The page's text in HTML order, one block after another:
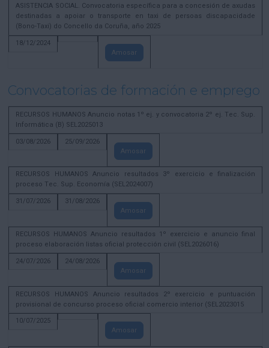
ASISTENCIA SOCIAL. Convocatoria específica para a concesión de axudas
destinadas a apoiar o transporte en taxi de persoas discapacidade
(Bono-Taxi) do Concello da Coruña, año 2025
18/12/2024
Amosar
Convocatorias de formación e emprego
RECURSOS HUMANOS Anuncio notas 1º ej. y convocatoria 2º ej. Tec. Sup.
Informática (B) SEL2025013
03/08/2026
25/09/2026
Amosar
RECURSOS HUMANOS Anuncio resultados 3º exercicio e finalización
proceso Tec. Sup. Economía (SEL2024007)
31/07/2026
31/08/2026
Amosar
RECURSOS HUMANOS Anuncio resultados 1º exercicio e anuncio final
proceso elaboración listas oficial protección civil (SEL2026016)
24/07/2026
24/08/2026
Amosar
RECURSOS HUMANOS Anuncio resultados 2º exercicio e puntuación
provisional de concurso proceso oficial comercio interior (SEL2023015
10/07/2025
Amosar